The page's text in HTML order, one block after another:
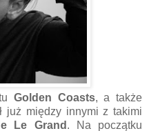
Golden Coasts, a także
już między innymi z takimi
Le Grand . Na początku